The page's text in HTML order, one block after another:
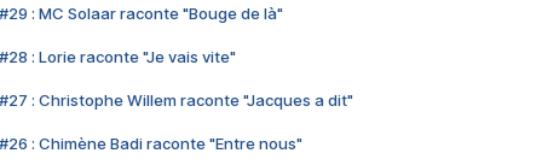
#29 : MC Solaar raconte "Bouge de là"
#28 : Lorie raconte "Je vais vite"
#27 : Christophe Willem raconte "Jacques a dit"
#26 : Chimène Badi raconte "Entre nous"